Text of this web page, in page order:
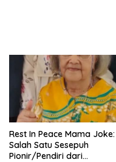
Rest In Peace Mama Joke:
Salah Satu Sesepuh
Pionir/Pendiri dari